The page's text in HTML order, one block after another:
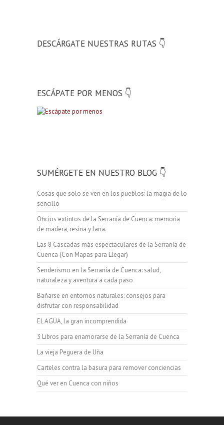
DESCÁRGATE NUESTRAS RUTAS 👇
ESCÁPATE POR MENOS 👇
SUMÉRGETE EN NUESTRO BLOG 👇
Cosas que solo se ven en los pueblos: la magia de lo
sencillo
Oficios extintos de la Serranía de Cuenca: memoria
de madera, resina y lana.
Las 8 Cascadas más espectaculares de la Serranía de
Cuenca (Con Mapas para Llegar)
Senderismo en la Serranía de Cuenca: salud,
naturaleza y aventura a cada paso
Bañarse en entornos naturales: consejos para
disfrutar con responsabilidad
EL AGUA, la gran incomprendida
3 Libros para enamorarse de la Serranía de Cuenca
La vieja Peguera de Uña
Carteles contra la basura para remover conciencias
Qué ver en Cuenca con niños